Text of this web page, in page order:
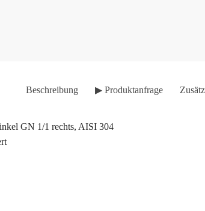
Beschreibung ▶ Produktanfrage
GN 1/1 rechts, AISI 304